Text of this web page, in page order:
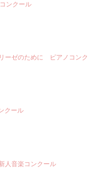
ンクール
ーゼのために ピアノコンク
クール
人音楽コンクール